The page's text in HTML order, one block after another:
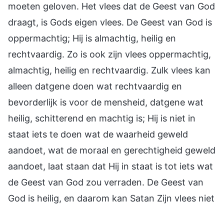
moeten geloven. Het vlees dat de Geest van God
draagt, is Gods eigen vlees. De Geest van God is
oppermachtig; Hij is almachtig, heilig en
rechtvaardig. Zo is ook zijn vlees oppermachtig,
almachtig, heilig en rechtvaardig. Zulk vlees kan
alleen datgene doen wat rechtvaardig en
bevorderlijk is voor de mensheid, datgene wat
heilig, schitterend en machtig is; Hij is niet in
staat iets te doen wat de waarheid geweld
aandoet, wat de moraal en gerechtigheid geweld
aandoet, laat staan dat Hij in staat is tot iets wat
de Geest van God zou verraden. De Geest van
God is heilig, en daarom kan Satan Zijn vlees niet